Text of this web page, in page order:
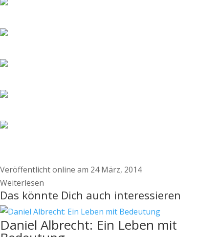
Veröffentlicht online am 24 März, 2014
Weiterlesen
Das könnte Dich auch interessieren
Daniel Albrecht: Ein Leben mit